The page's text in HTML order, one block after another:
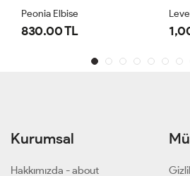
Kurumsal
Hakkımızda - about